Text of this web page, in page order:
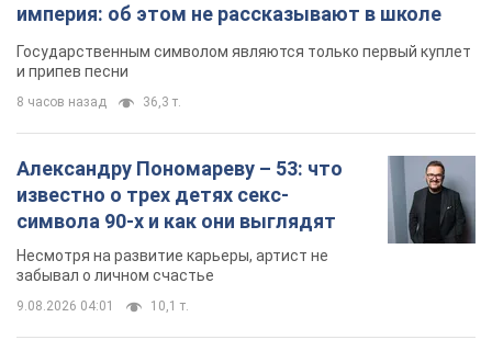
империя: об этом не рассказывают в школе
Государственным символом являются только первый куплет
и припев песни
8 часов назад 36,3 т.
Александру Пономареву – 53: что
известно о трех детях секс-
символа 90-х и как они выглядят
Несмотря на развитие карьеры, артист не
забывал о личном счастье
9.08.2026 04:01 10,1 т.